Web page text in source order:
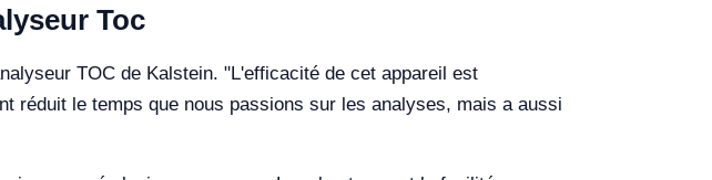
Toc
TOC de Kalstein. "L'efficacité de cet appareil est
réduit le temps que nous passions sur les analyses, mais a aussi